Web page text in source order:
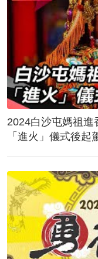
2024白沙屯媽祖進
「進火」儀式後起